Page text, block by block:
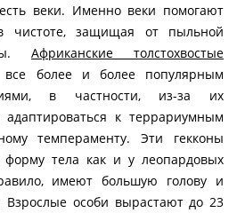
веки. Именно веки помогают
чистоте, защищая от пыльной
Африканские толстохвостые
все более и более популярным
в частности, из-за их
адаптироваться к террариумным
темпераменту. Эти гекконы
тела как и у леопардовых
имеют большую голову и
Взрослые особи вырастают до 23